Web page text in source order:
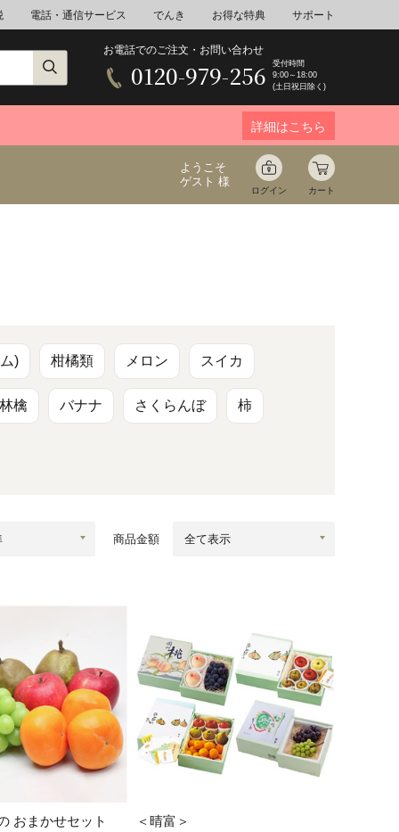
電話・通信サービス でんき お得な特典 サポート
お電話でのご注文・お問い合わせ
0120-979-256
受付時間
9:00～18:00
(土日祝日除く)
詳細はこちら
ミネラルウォーター
蜜 パン
音楽
防災関連
ようこそ
ゲスト 様
ログイン カート
) 柑橘類 メロン スイカ
林檎 バナナ さくらんぼ 柿
商品金額
おまかせセット
＜晴富＞